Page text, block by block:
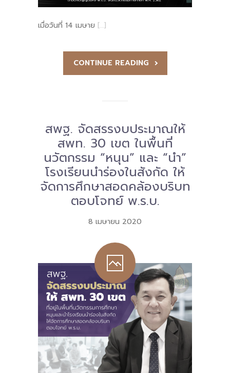
-- เอกสารเผยแพร่
-- รู้จัก พื้นที่นวัตกรรมการศึกษา
-- คณะกรรมการนโยบายพื้นที่นวัตกรรมการศึกษา
-- คณะอนุกรรมการ 6 คณะ
-- ทีมงาน สบน.
ติดต่อเรา
เมื่อวันที่ 14 เมษาย […]
CONTINUE READING
สพฐ. จัดสรรงบประมาณให้
สพท. 30 เขต ในพื้นที่
นวัตกรรม “หนุน” และ “นำ”
โรงเรียนนำร่องในสังกัด ให้
จัดการศึกษาสอดคล้องบริบท
ตอบโจทย์ พ.ร.บ.
8 เมษายน 2020